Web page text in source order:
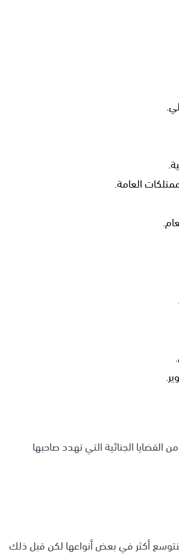
العامة.
القضايا الجنائية التي تهدد صاحبها
أكثر في بعض أنواعها لكن قبل ذلك